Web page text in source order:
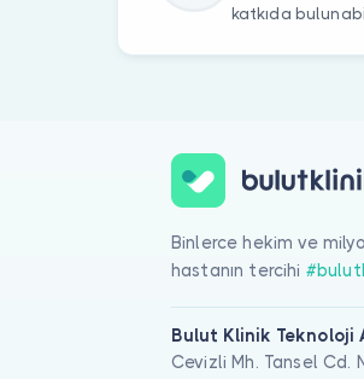
katkıda
Binlerce hekim ve
hastanın tercihi
Bulut Klinik Teknoloji
Cevizli Mh. Tansel Cd.